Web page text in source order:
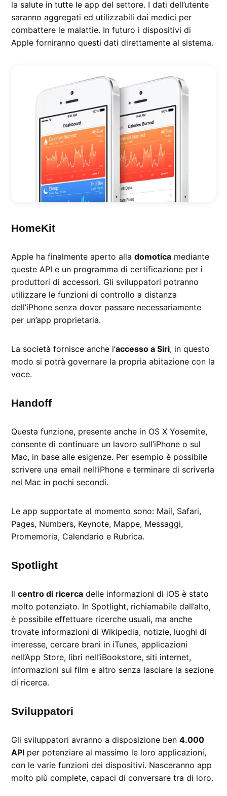
la salute in tutte le app del settore. I dati dell’utente
saranno aggregati ed utilizzabili dai medici per
combattere le malattie. In futuro i dispositivi di
Apple forniranno questi dati direttamente al sistema.
HomeKit
Apple ha finalmente aperto alladomotica mediante
queste API e un programma di certificazione per i
produttori di accessori. Gli sviluppatori potranno
utilizzare le funzioni di controllo a distanza
dell’iPhone senza dover passare necessariamente
per un’app proprietaria.
La società fornisce anche l’accesso a Siri, in questo
modo si potrà governare la propria abitazione con la
voce.
Handoff
Questa funzione, presente anche in OS X Yosemite,
consente di continuare un lavoro sull’iPhone o sul
Mac, in base alle esigenze. Per esempio è possibile
scrivere una email nell’iPhone e terminare di scriverla
nel Mac in pochi secondi.
Le app supportate al momento sono: Mail, Safari,
Pages, Numbers, Keynote, Mappe, Messaggi,
Promemoria, Calendario e Rubrica.
Spotlight
Ilcentro di ricerca delle informazioni di iOS è stato
molto potenziato. In Spotlight, richiamabile dall’alto,
è possibile effettuare ricerche usuali, ma anche
trovate informazioni di Wikipedia, notizie, luoghi di
interesse, cercare brani in iTunes, applicazioni
nell’App Store, libri nell’iBookstore, siti internet,
informazioni sui film e altro senza lasciare la sezione
di ricerca.
Sviluppatori
Gli sviluppatori avranno a disposizione ben4.000
API per potenziare al massimo le loro applicazioni,
con le varie funzioni dei dispositivi. Nasceranno app
molto più complete, capaci di conversare tra di loro.